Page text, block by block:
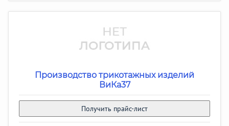
Производство трикотажных изделий
ВиКа37
Получить прайс-лист